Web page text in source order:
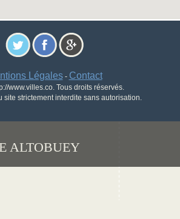
Légales- Contact
www.villes.co. Tous droits réservés.
site strictement interdite sans autorisation.
ALTOBUEY